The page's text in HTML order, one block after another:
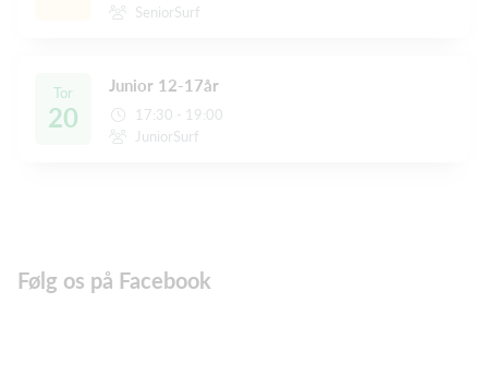
SeniorSurf
Tor
20
Junior 12-17år
17:30 - 19:00
JuniorSurf
Følg os på Facebook